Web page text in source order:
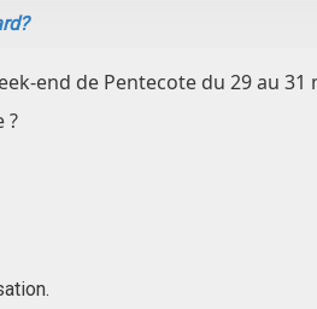
end de Pentecote du 29 au 31
?